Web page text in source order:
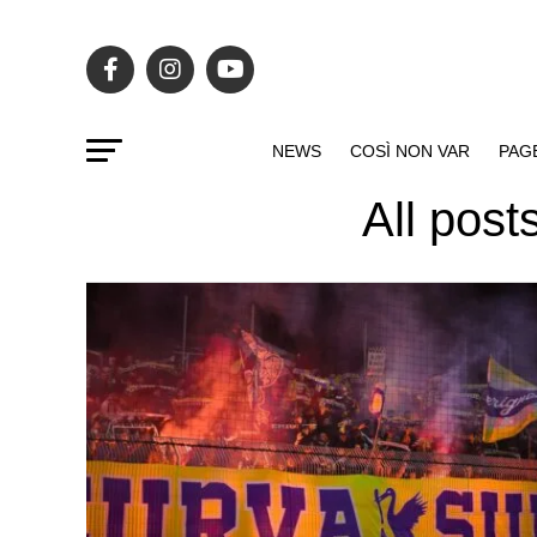
NEWS COSÌ NON VAR
All